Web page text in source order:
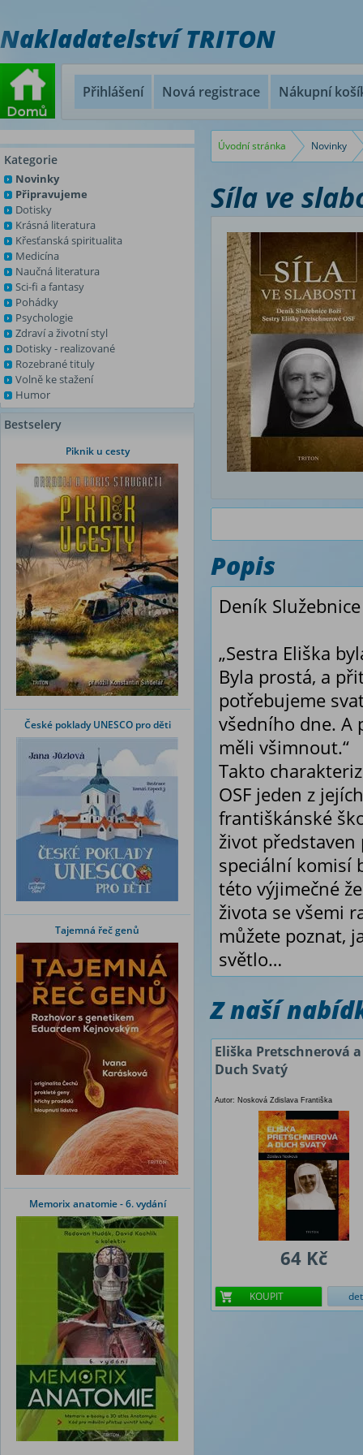
Nakladatelství TRITON
Přihlášení Nová registrace Nákupní
Kategorie
Novinky
Připravujeme
Dotisky
Krásná literatura
Křesťanská spiritualita
Medicína
Naučná literatura
Sci-fi a fantasy
Pohádky
Psychologie
Zdraví a životní styl
Dotisky - realizované
Rozebrané tituly
Volně ke stažení
Humor
Bestselery
Piknik u cesty
České poklady UNESCO pro děti
Tajemná řeč genů
Memorix anatomie - 6. vydání
Úvodní stránka Novinky
Síla ve
Popis
Deník
„Sestra Eliška
Byla prostá, a
potřebujeme
všedního dne. A
měli všimnout.“
Takto
OSF jeden z
františkánské
život
speciální komisí
této výjimečné
života se všemi
můžete poznat,
světlo…
Z naší
Eliška Pretschnerová a
Duch Svatý
Autor: Nosková Zdislava Františka
64 Kč
KOUPIT